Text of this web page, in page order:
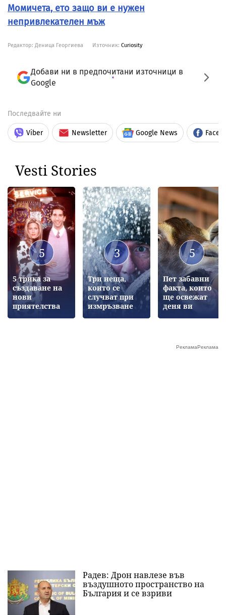
Момичета, ето защо ви е нужен
непривлекателен мъж
Редактор: Деница Георгиева Източник: Curiosity
Добави ни в предпочитани източници в
Google
Последвайте ни
Viber Newsletter Google News
Vesti Stories
5
5 трика за
създаване на
нови
приятелства
3
Три неща,
които се
случват при
измръзване
5
Пет забавни
факта, които
ще освежат
деня ви
Радев: Дрон навлезе във
въздушното пространство на
България и се взриви